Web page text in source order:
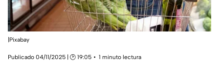
|Pixabay
Publicado 04/11/2025 | 🕑 19:05
1 minuto lectura